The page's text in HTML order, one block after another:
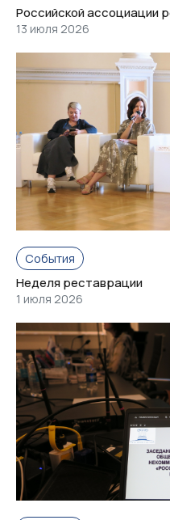
Российской ассоциации
13 июля 2026
События
Неделя реставрации
1 июля 2026